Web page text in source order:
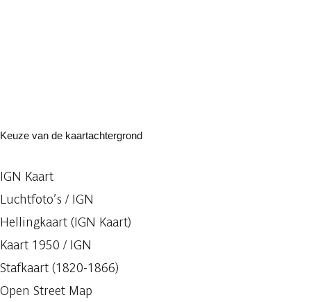
Keuze van de kaartachtergrond
IGN Kaart
Luchtfoto’s / IGN
Hellingkaart (IGN Kaart)
Kaart 1950 / IGN
Stafkaart (1820-1866)
Open Street Map